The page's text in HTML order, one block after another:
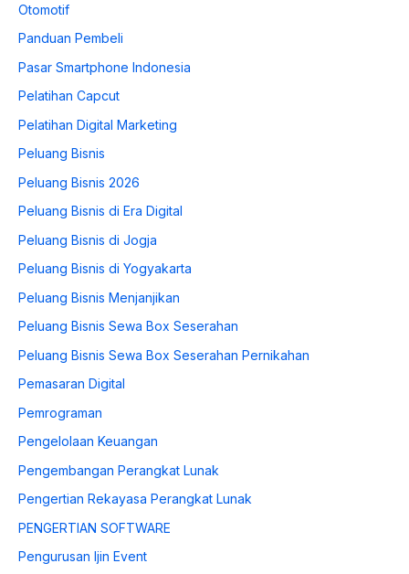
Otomotif
Panduan Pembeli
Pasar Smartphone Indonesia
Pelatihan Capcut
Pelatihan Digital Marketing
Peluang Bisnis
Peluang Bisnis 2026
Peluang Bisnis di Era Digital
Peluang Bisnis di Jogja
Peluang Bisnis di Yogyakarta
Peluang Bisnis Menjanjikan
Peluang Bisnis Sewa Box Seserahan
Peluang Bisnis Sewa Box Seserahan Pernikahan
Pemasaran Digital
Pemrograman
Pengelolaan Keuangan
Pengembangan Perangkat Lunak
Pengertian Rekayasa Perangkat Lunak
PENGERTIAN SOFTWARE
Pengurusan Ijin Event